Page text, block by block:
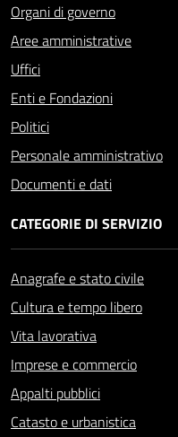
Organi di governo
Aree amministrative
Uffici
Enti e Fondazioni
Politici
Personale amministrativo
Documenti e dati
CATEGORIE DI SERVIZIO
Anagrafe e stato civile
Cultura e tempo libero
Vita lavorativa
Imprese e commercio
Appalti pubblici
Catasto e urbanistica